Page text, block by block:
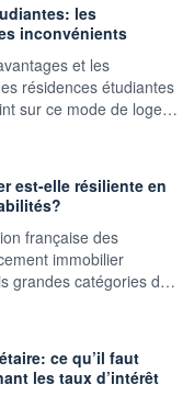
les
inconvénients
et les
résidences étudiantes
sur ce mode de loge…
est-elle résiliente en
française des
immobilier
grandes catégories d…
ce qu’il faut
les taux d’intérêt